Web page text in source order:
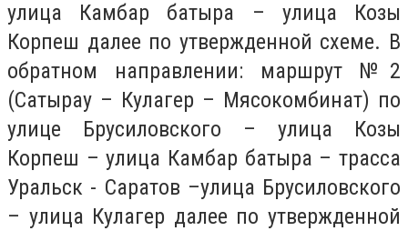
улица Камбар батыра – улица Козы
Корпеш далее по утвержденной схеме. В
обратном направлении: маршрут №2
(Сатырау – Кулагер – Мясокомбинат) по
улице Брусиловского – улица Козы
Корпеш – улица Камбар батыра – трасса
Уральск - Саратов –улица Брусиловского
– улица Кулагер далее по утвержденной